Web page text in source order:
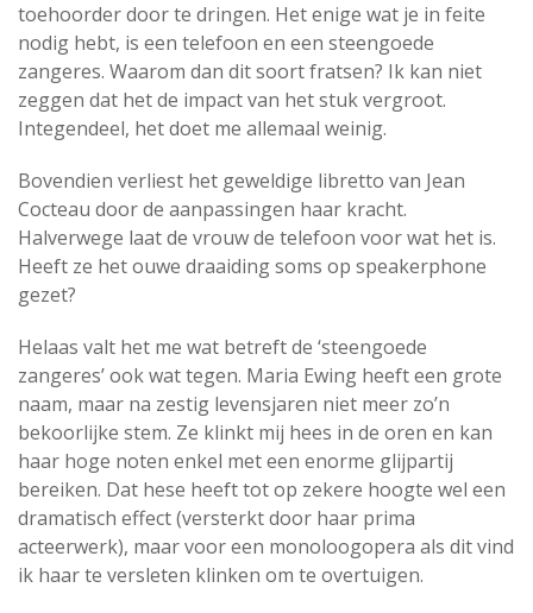
toehoorder door te dringen. Het enige wat je in feite
nodig hebt, is een telefoon en een steengoede
zangeres. Waarom dan dit soort fratsen? Ik kan niet
zeggen dat het de impact van het stuk vergroot.
Integendeel, het doet me allemaal weinig.
Bovendien verliest het geweldige libretto van Jean
Cocteau door de aanpassingen haar kracht.
Halverwege laat de vrouw de telefoon voor wat het is.
Heeft ze het ouwe draaiding soms op speakerphone
gezet?
Helaas valt het me wat betreft de ‘steengoede
zangeres’ ook wat tegen. Maria Ewing heeft een grote
naam, maar na zestig levensjaren niet meer zo’n
bekoorlijke stem. Ze klinkt mij hees in de oren en kan
haar hoge noten enkel met een enorme glijpartij
bereiken. Dat hese heeft tot op zekere hoogte wel een
dramatisch effect (versterkt door haar prima
acteerwerk), maar voor een monoloogopera als dit vind
ik haar te versleten klinken om te overtuigen.